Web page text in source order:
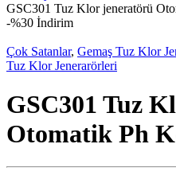
GSC301 Tuz Klor jeneratörü
-%30 İndirim
Çok Satanlar, Gemaş Tuz Klor
Tuz Klor Jenerarörleri
GSC301 Tuz
Otomatik Ph